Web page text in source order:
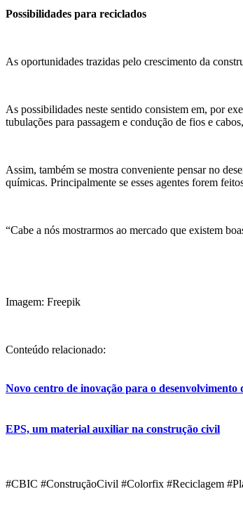
Possibilidades para reciclados
As oportunidades trazidas pelo crescimento da
As possibilidades neste sentido consistem em, por
tubulações para passagem e condução de fios e
Assim, também se mostra conveniente pensar no
químicas. Principalmente se esses agentes forem
“Cabe a nós mostrarmos ao mercado que existem
Imagem: Freepik
Conteúdo relacionado:
Novo centro de inovação para o desenvolvimento
EPS, um material auxiliar na construção civil
#CBIC #ConstruçãoCivil #Colorfix #Reciclagem